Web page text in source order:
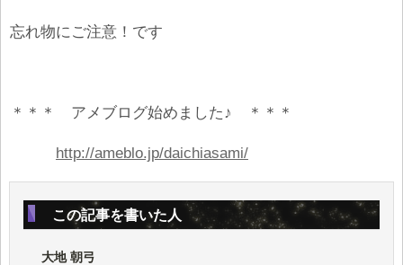
忘れ物にご注意！です
＊＊＊ アメブログ始めました♪ ＊＊＊
http://ameblo.jp/daichiasami/
この記事を書いた人
大地 朝弓